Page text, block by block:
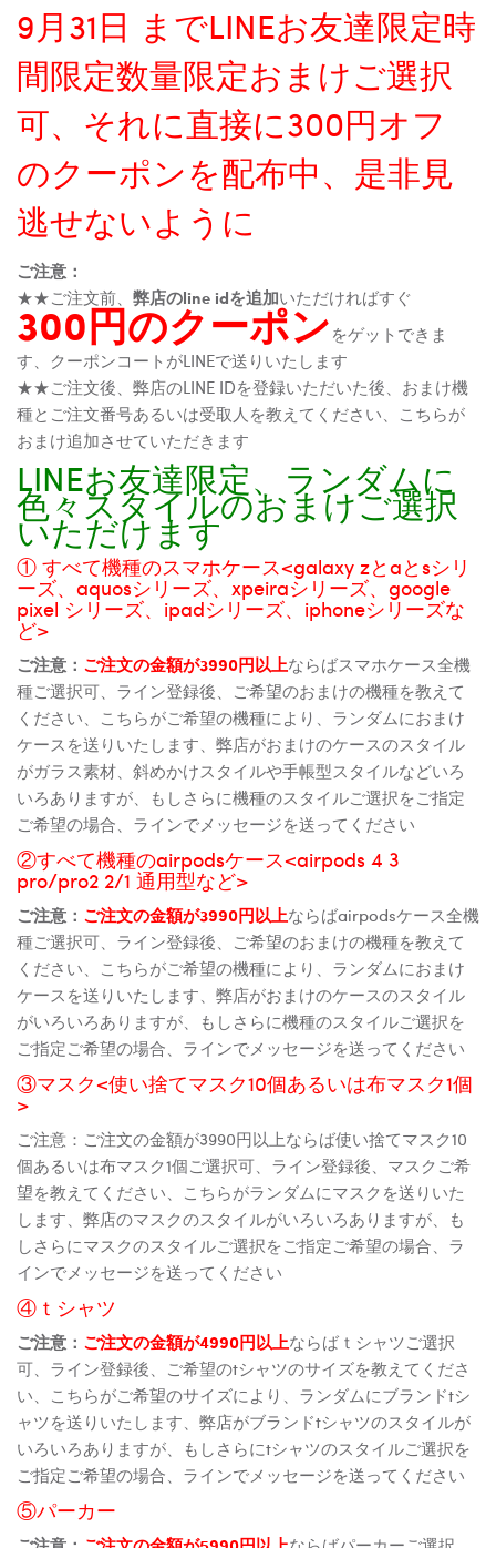
9月31日 までLINEお友達限定時
間限定数量限定おまけご選択
可、それに直接に300円オフ
のクーポンを配布中、是非見
逃せないように
ご注意：
★★ご注文前、 弊店のline idを追加いただければすぐ
300円のクーポンをゲットできま
す、クーポンコートがLINEで送りいたします
★★ご注文後、弊店のLINE IDを登録いただいた後、おまけ機
種とご注文番号あるいは受取人を教えてください、こちらが
おまけ追加させていただきます
LINEお友達限定、ランダムに
色々スタイルのおまけご選択
いただけます
① すべて機種のスマホケース<galaxy zとaとsシリ
ーズ、aquosシリーズ、xpeiraシリーズ、google
pixel シリーズ、ipadシリーズ、iphoneシリーズな
ど>
ご注意： ご注文の金額が3990円以上ならばスマホケース全機
種ご選択可、ライン登録後、ご希望のおまけの機種を教えて
ください、こちらがご希望の機種により、ランダムにおまけ
ケースを送りいたします、弊店がおまけのケースのスタイル
がガラス素材、斜めかけスタイルや手帳型スタイルなどいろ
いろありますが、もしさらに機種のスタイルご選択をご指定
ご希望の場合、ラインでメッセージを送ってください
②すべて機種のairpodsケース<airpods 4 3
pro/pro2 2/1 通用型など>
ご注意： ご注文の金額が3990円以上ならばairpodsケース全機
種ご選択可、ライン登録後、ご希望のおまけの機種を教えて
ください、こちらがご希望の機種により、ランダムにおまけ
ケースを送りいたします、弊店がおまけのケースのスタイル
がいろいろありますが、もしさらに機種のスタイルご選択を
ご指定ご希望の場合、ラインでメッセージを送ってください
③マスク<使い捨てマスク10個あるいは布マスク1個
>
ご注意：ご注文の金額が3990円以上ならば使い捨てマスク10
個あるいは布マスク1個ご選択可、ライン登録後、マスクご希
望を教えてください、こちらがランダムにマスクを送りいた
します、弊店のマスクのスタイルがいろいろありますが、も
しさらにマスクのスタイルご選択をご指定ご希望の場合、ラ
インでメッセージを送ってください
④ｔシャツ
ご注意： ご注文の金額が4990円以上ならばｔシャツご選択
可、ライン登録後、ご希望のtシャツのサイズを教えてくださ
い、こちらがご希望のサイズにより、ランダムにブランドtシ
ャツを送りいたします、弊店がブランドtシャツのスタイルが
いろいろありますが、もしさらにtシャツのスタイルご選択を
ご指定ご希望の場合、ラインでメッセージを送ってください
⑤パーカー